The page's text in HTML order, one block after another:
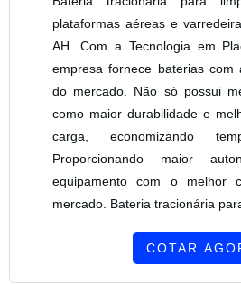
plataformas aéreas e
AH. Com a Tecnologia em
empresa fornece baterias com
do mercado. Não só possui
como maior durabilidade e
carga, economizando
Proporcionando maior
equipamento com o melhor
mercado. Bateria tracionária
COTAR